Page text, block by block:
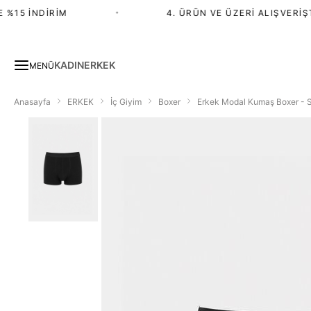
İNDIRIM 4. ÜRÜN VE ÜZERI
MENÜKADINERKEK
Anasayfa ERKEK İç Giyim Boxer Erkek Modal Kumaş Boxer -